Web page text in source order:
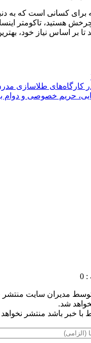
برای کسانی است که
هستید، تاکومتر
بر اساس نیاز خود،
در کارگاه‌های طلاسازی
حریم خصوصی و دوام
0
مدیران سایت منتشر
شد.
با خبر باشد منتشر